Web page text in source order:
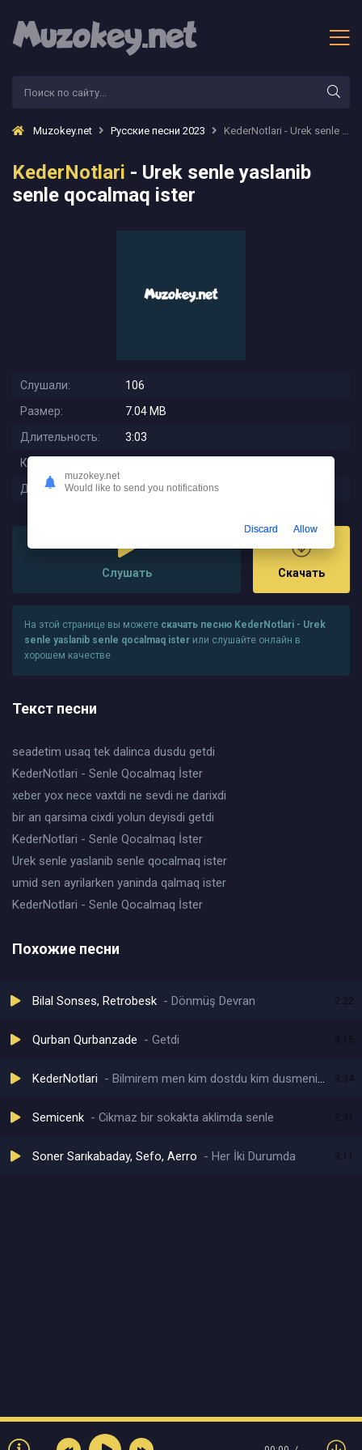
Muzokey.net Русские песни 2023 KederNotlari - Urek senle yaslanib senle qocalmaq ister
KederNotlari - Urek senle yaslanib
senle qocalmaq ister
Слушали:
106
Размер:
7.04 MB
Длительность:
3:03
Качество:
Дата релиза:
2025-11-30 23:05:02
Слушать Скачать
На этой странице вы можете скачать песню KederNotlari - Urek
senle yaslanib senle qocalmaq ister или слушайте онлайн в
хорошем качестве
Текст песни
seadetim usaq tek dalinca dusdu getdi
KederNotlari - Senle Qocalmaq İster
xeber yox nece vaxtdi ne sevdi ne darixdi
bir an qarsima cixdi yolun deyisdi getdi
KederNotlari - Senle Qocalmaq İster
Urek senle yaslanib senle qocalmaq ister
umid sen ayrilarken yaninda qalmaq ister
KederNotlari - Senle Qocalmaq İster
Похожие песни
Bilal Sonses, Retrobesk Dönmüş Devran 2:22
Qurban Qurbanzade Getdi
KederNotlari Bilmirem men kim dostdu kim dusmenim 3:34
Semicenk Cikmaz bir sokakta aklimda senle
Soner Sarıkabaday, Sefo, Aerro Her İki Durumda 3:11
muzokey.net
Would like to send you notifications
Discard Allow